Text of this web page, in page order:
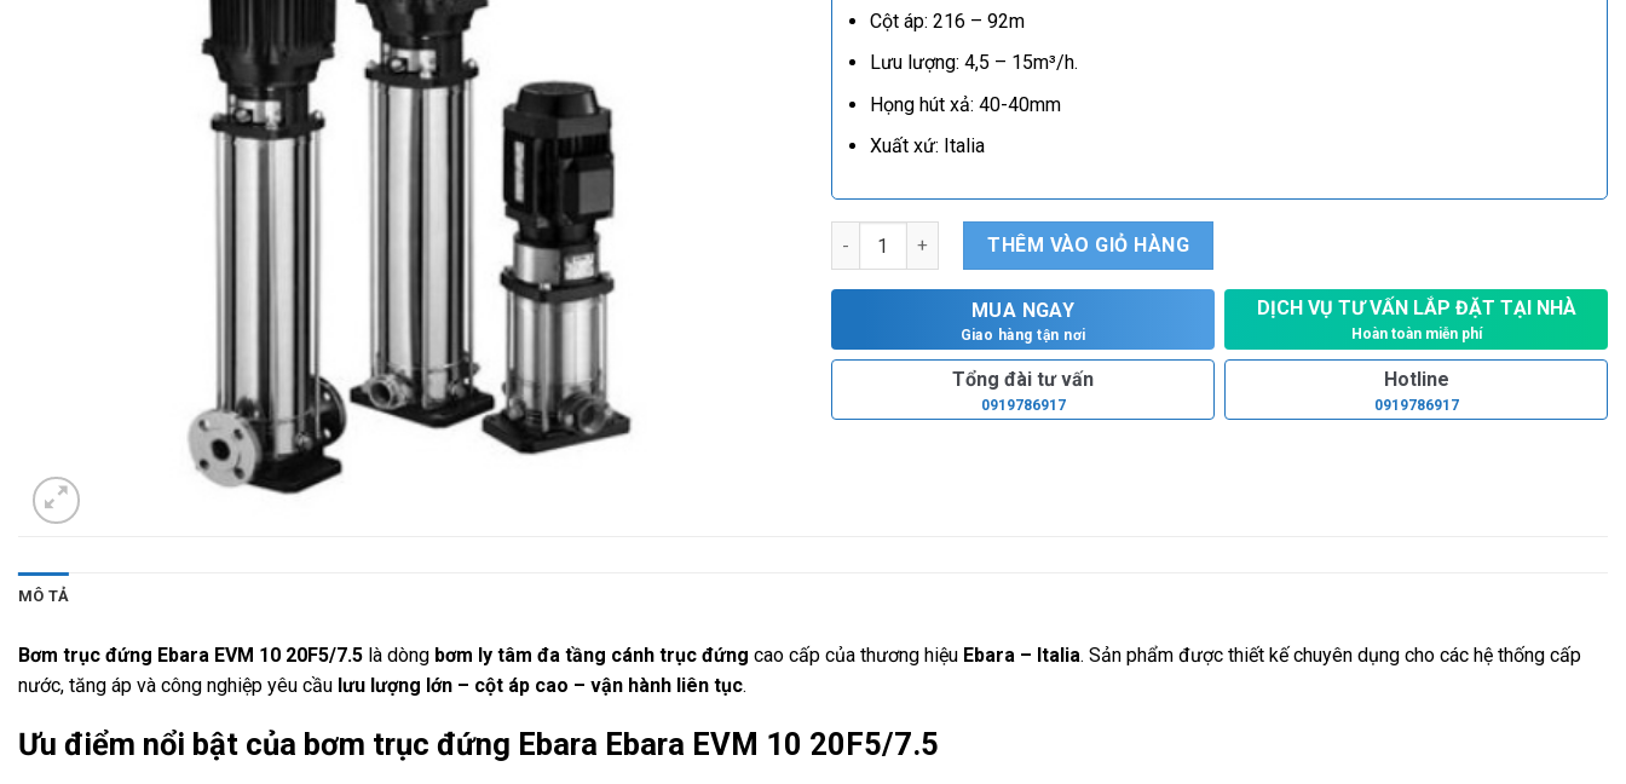
Cột áp: 216 – 92m
Lưu lượng: 4,5 – 15m³/h.
Họng hút xả: 40-40mm
Xuất xứ: Italia
Bơm trục đứng Ebara EVM 10 20F5/7.5 số lượng
THÊM VÀO GIỎ HÀNG
MUA NGAY
Giao hàng tận nơi
DỊCH VỤ TƯ VẤN LẮP ĐẶT TẠI NHÀ
Hoàn toàn miễn phí
Tổng đài tư vấn
0919786917
Hotline
0919786917
MÔ TẢ
Bơm trục đứng Ebara EVM 10 20F5/7.5 là dòng bơm ly tâm đa tầng cánh trục đứng cao cấp của thương hiệu Ebara – Italia. Sản phẩm được thiết kế chuyên dụng cho các hệ thống cấp
nước, tăng áp và công nghiệp yêu cầu lưu lượng lớn – cột áp cao – vận hành liên tục.
Ưu điểm nổi bật của bơm trục đứng Ebara Ebara EVM 10 20F5/7.5